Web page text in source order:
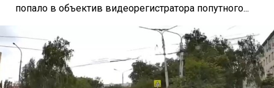
попало в объектив видеорегистратора попутного...